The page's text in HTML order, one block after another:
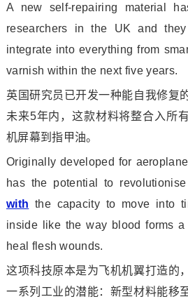
A new self-repairing material
researchers in the UK and
integrate into everything from
varnish within the next five years.
英国研究员已开发一种能自我修复
未来5年内，这款材料将整合入
机屏幕到指甲油。
Originally developed for
has the potential to revolutio
with the capacity to move into
inside like the way blood forms
heal flesh wounds.
这项科技原本是为飞机机翼打造的
一系列工业的潜能：新型材料能移